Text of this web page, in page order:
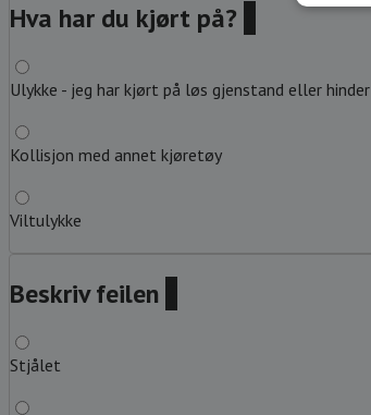
Hva har du kjørt på?
Ulykke - jeg har kjørt på løs gjenstand eller hinder
Kollisjon med annet kjøretøy
Viltulykke
Beskriv feilen
Stjålet